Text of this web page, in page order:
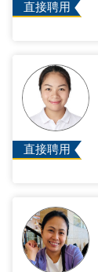
直接聘用
直接聘用